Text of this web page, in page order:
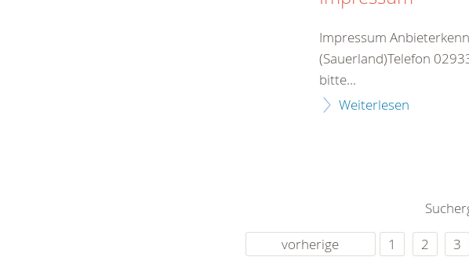
Impressum
(Sauerland)Telefon
bitte...
Weiterlesen
vorherige
1 2 3